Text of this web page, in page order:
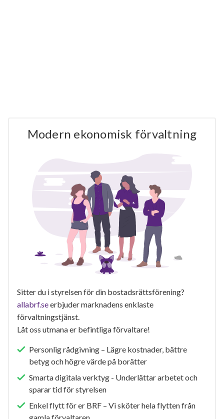
Modern ekonomisk förvaltning
Sitter du i styrelsen för din bostadsrättsförening?
allabrf.seerbjuder marknadens enklaste
förvaltningstjänst.
Låt oss utmana er befintliga förvaltare!
Personlig rådgivning – Lägre kostnader, bättre
betyg och högre värde på borätter
Smarta digitala verktyg - Underlättar arbetet och
sparar tid för styrelsen
Enkel flytt för er BRF – Vi sköter hela flytten från